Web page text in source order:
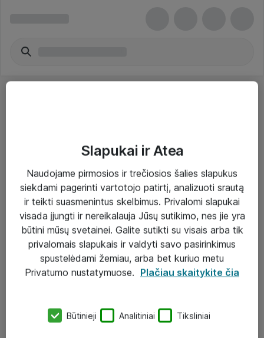
Paslaugos
Sprendimai
Įgyvendinti projektai
Atea ekspertų patarimai verslui
eShop@atea.lt
Slapukai ir Atea
Naudojame pirmosios ir trečiosios šalies slapukus
siekdami pagerinti vartotojo patirtį, analizuoti srautą
ir teikti suasmenintus skelbimus. Privalomi slapukai
visada įjungti ir nereikalauja Jūsų sutikimo, nes jie yra
būtini mūsų svetainei. Galite sutikti su visais arba tik
privalomais slapukais ir valdyti savo pasirinkimus
spustelėdami žemiau, arba bet kuriuo metu
Privatumo nustatymuose. Plačiau skaitykite čia
Būtinieji Analitiniai Tiksliniai